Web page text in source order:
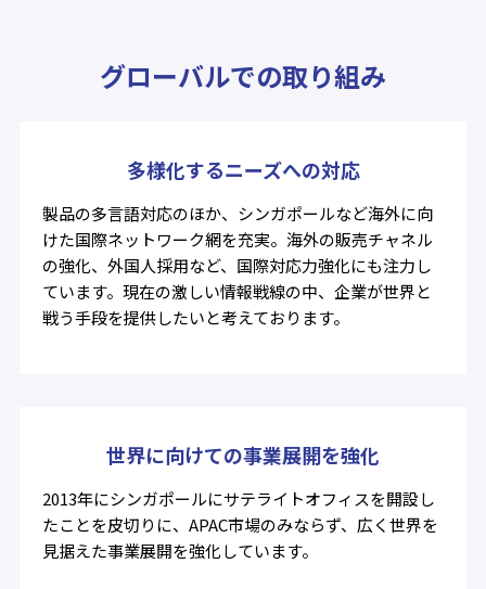
グローバルでの取り組み
多様化するニーズへの対応
製品の多言語対応のほか、シンガポールなど海外に向
けた国際ネットワーク網を充実。海外の販売チャネル
の強化、外国人採用など、国際対応力強化にも注力し
ています。現在の激しい情報戦線の中、企業が世界と
戦う手段を提供したいと考えております。
世界に向けての事業展開を強化
2013年にシンガポールにサテライトオフィスを開設し
たことを皮切りに、APAC市場のみならず、広く世界を
見据えた事業展開を強化しています。